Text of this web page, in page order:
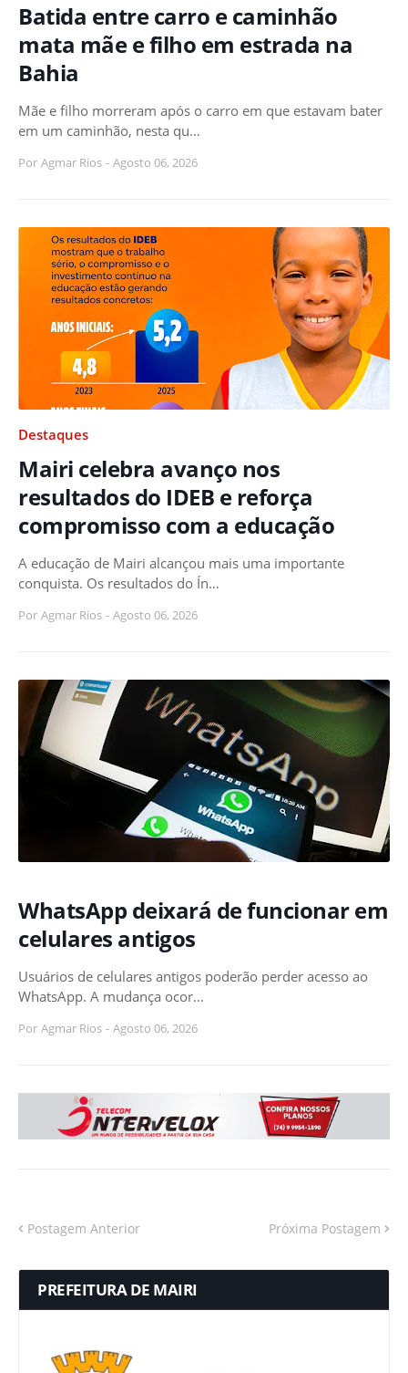
Batida entre carro e caminhão
mata mãe e filho em estrada na
Bahia
Mãe e filho morreram após o carro em que estavam bater
em um caminhão, nesta qu…
Por Agmar Rios - Agosto 06, 2026
Destaques
Mairi celebra avanço nos
resultados do IDEB e reforça
compromisso com a educação
A educação de Mairi alcançou mais uma importante
conquista. Os resultados do Ín…
Por Agmar Rios - Agosto 06, 2026
WhatsApp deixará de funcionar em
celulares antigos
Usuários de celulares antigos poderão perder acesso ao
WhatsApp. A mudança ocor…
Por Agmar Rios - Agosto 06, 2026
Postagem Anterior Próxima Postagem
PREFEITURA DE MAIRI